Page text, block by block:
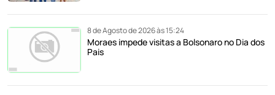
8 de Agosto de 2026 às 15:24
Moraes impede visitas a Bolsonaro no Dia dos
Pais